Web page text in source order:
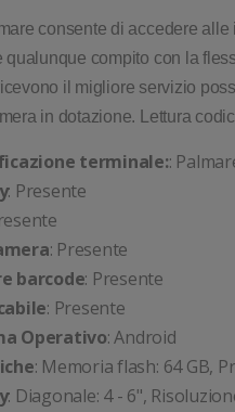
consente di accedere
qualunque compito con la
il migliore servizio
in dotazione. Lettura
terminale::
: Presente
: Presente
barcode: Presente
: Presente
Operativo: Android
: Memoria flash: 64 GB,
: Diagonale: 4 - 6",